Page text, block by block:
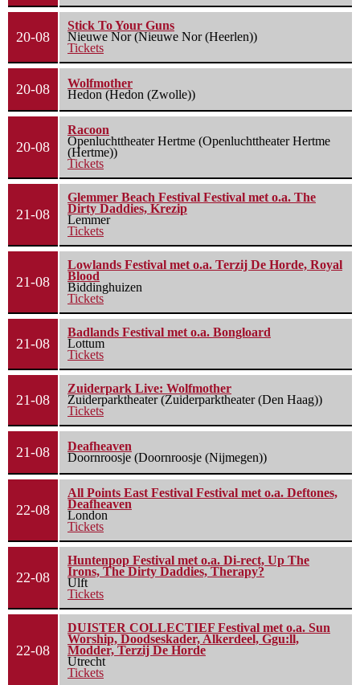
20-08
Stick To Your Guns
Nieuwe Nor (Nieuwe Nor (Heerlen))
Tickets
20-08
Wolfmother
Hedon (Hedon (Zwolle))
20-08
Racoon
Openluchttheater Hertme (Openluchttheater Hertme
(Hertme))
Tickets
21-08
Glemmer Beach Festival Festival met o.a. The
Dirty Daddies, Krezip
Lemmer
Tickets
21-08
Lowlands Festival met o.a. Terzij De Horde, Royal
Blood
Biddinghuizen
Tickets
21-08
Badlands Festival met o.a. Bongloard
Lottum
Tickets
21-08
Zuiderpark Live: Wolfmother
Zuiderparktheater (Zuiderparktheater (Den Haag))
Tickets
21-08
Deafheaven
Doornroosje (Doornroosje (Nijmegen))
22-08
All Points East Festival Festival met o.a. Deftones,
Deafheaven
London
Tickets
22-08
Huntenpop Festival met o.a. Di-rect, Up The
Irons, The Dirty Daddies, Therapy?
Ulft
Tickets
22-08
DUISTER COLLECTIEF Festival met o.a. Sun
Worship, Doodseskader, Alkerdeel, Ggu:ll,
Modder, Terzij De Horde
Utrecht
Tickets